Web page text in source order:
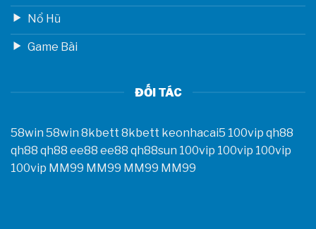
Nổ Hũ
Game Bài
ĐỐI TÁC
58win 58win 8kbett 8kbett keonhacai5 100vip qh88
qh88 qh88 ee88 ee88 qh88sun 100vip 100vip 100vip
100vip MM99 MM99 MM99 MM99